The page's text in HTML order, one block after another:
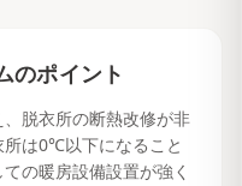
のポイント
脱衣所の断熱改修が非
は0℃以下になること
の暖房設備設置が強く